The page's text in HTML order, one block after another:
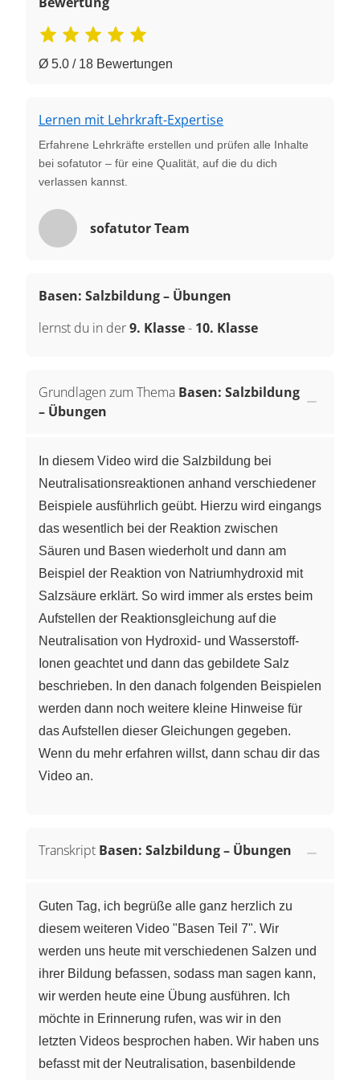
Ø 5.0 / 18 Bewertungen
Lernen mit Lehrkraft-Expertise
Erfahrene Lehrkräfte erstellen und prüfen alle Inhalte
bei sofatutor – für eine Qualität, auf die du dich
verlassen kannst.
sofatutor Team
Basen: Salzbildung – Übungen
lernst du in der9. Klasse- 10. Klasse
Grundlagen zum Thema Basen: Salzbildung
– Übungen
In diesem Video wird die Salzbildung bei
Neutralisationsreaktionen anhand verschiedener
Beispiele ausführlich geübt. Hierzu wird eingangs
das wesentlich bei der Reaktion zwischen
Säuren und Basen wiederholt und dann am
Beispiel der Reaktion von Natriumhydroxid mit
Salzsäure erklärt. So wird immer als erstes beim
Aufstellen der Reaktionsgleichung auf die
Neutralisation von Hydroxid- und Wasserstoff-
Ionen geachtet und dann das gebildete Salz
beschrieben. In den danach folgenden Beispielen
werden dann noch weitere kleine Hinweise für
das Aufstellen dieser Gleichungen gegeben.
Wenn du mehr erfahren willst, dann schau dir das
Video an.
Transkript Basen: Salzbildung – Übungen
Guten Tag, ich begrüße alle ganz herzlich zu
diesem weiteren Video "Basen Teil 7". Wir
werden uns heute mit verschiedenen Salzen und
ihrer Bildung befassen, sodass man sagen kann,
wir werden heute eine Übung ausführen. Ich
möchte in Erinnerung rufen, was wir in den
letzten Videos besprochen haben. Wir haben uns
befasst mit der Neutralisation, basenbildende